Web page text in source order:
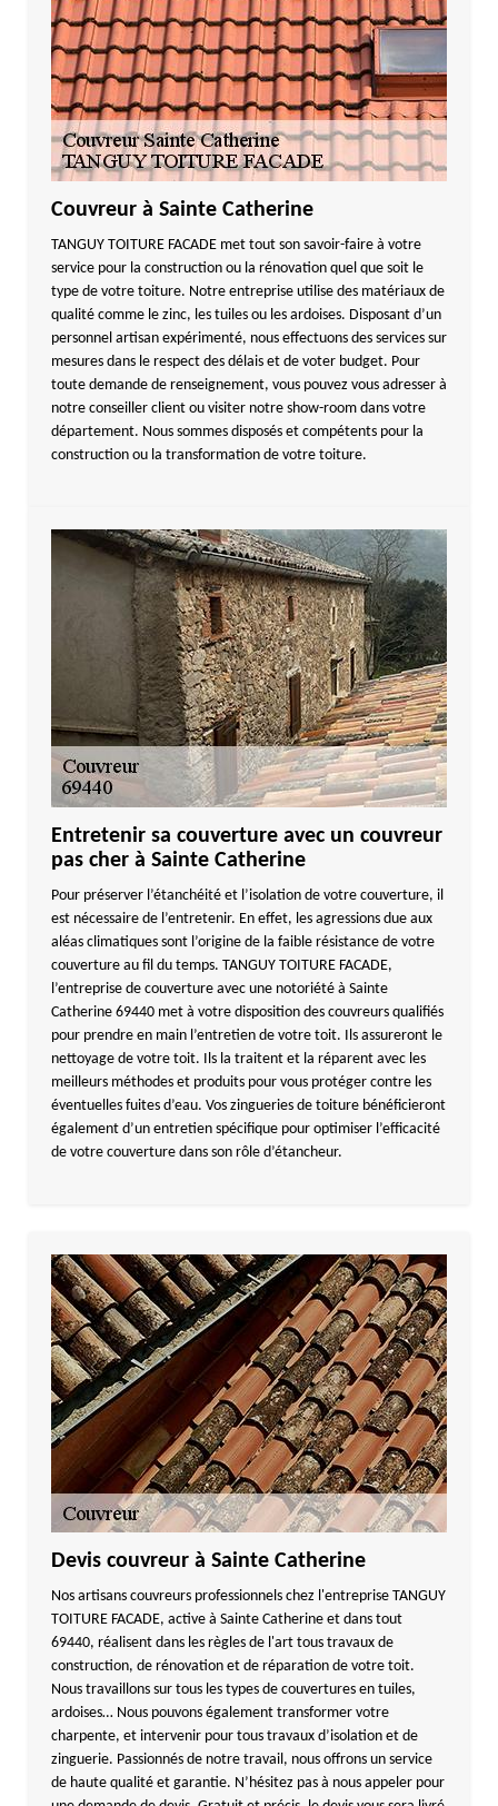
Couvreur à Sainte Catherine
TANGUY TOITURE FACADE met tout son savoir-faire à votre
service pour la construction ou la rénovation quel que soit le
type de votre toiture. Notre entreprise utilise des matériaux de
qualité comme le zinc, les tuiles ou les ardoises. Disposant d’un
personnel artisan expérimenté, nous effectuons des services sur
mesures dans le respect des délais et de voter budget. Pour
toute demande de renseignement, vous pouvez vous adresser à
notre conseiller client ou visiter notre show-room dans votre
département. Nous sommes disposés et compétents pour la
construction ou la transformation de votre toiture.
Entretenir sa couverture avec un couvreur
pas cher à Sainte Catherine
Pour préserver l’étanchéité et l’isolation de votre couverture, il
est nécessaire de l’entretenir. En effet, les agressions due aux
aléas climatiques sont l’origine de la faible résistance de votre
couverture au fil du temps. TANGUY TOITURE FACADE,
l’entreprise de couverture avec une notoriété à Sainte
Catherine 69440 met à votre disposition des couvreurs qualifiés
pour prendre en main l’entretien de votre toit. Ils assureront le
nettoyage de votre toit. Ils la traitent et la réparent avec les
meilleurs méthodes et produits pour vous protéger contre les
éventuelles fuites d’eau. Vos zingueries de toiture bénéficieront
également d’un entretien spécifique pour optimiser l’efficacité
de votre couverture dans son rôle d’étancheur.
Devis couvreur à Sainte Catherine
Nos artisans couvreurs professionnels chez l'entreprise TANGUY
TOITURE FACADE, active à Sainte Catherine et dans tout
69440, réalisent dans les règles de l'art tous travaux de
construction, de rénovation et de réparation de votre toit.
Nous travaillons sur tous les types de couvertures en tuiles,
ardoises… Nous pouvons également transformer votre
charpente, et intervenir pour tous travaux d’isolation et de
zinguerie. Passionnés de notre travail, nous offrons un service
de haute qualité et garantie. N’hésitez pas à nous appeler pour